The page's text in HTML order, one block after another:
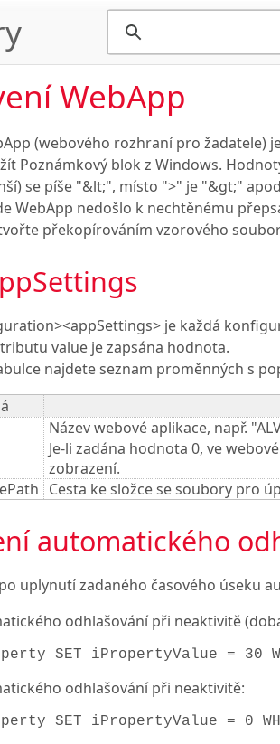
WebApp
(webového rozhraní pro žadatele)
Poznámkový blok z Windows.
se píše "&lt;", místo ">" je "&gt;"
WebApp nedošlo k nechtěnému
překopírováním vzorového
je každá
value je zapsána hodnota.
najdete seznam proměnných s
Název webové aplikace, např.
Je-li zadána hodnota 0, ve
zobrazení.
Cesta ke složce se soubory pro
automatického
uplynutí zadaného časového úseku
odhlašování při neaktivitě
SET iPropertyValue = 30
odhlašování při neaktivitě:
SET iPropertyValue = 0